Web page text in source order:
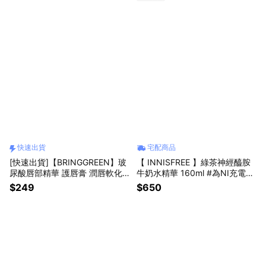
快速出貨
[快速出貨]【BRINGGREEN】玻
尿酸唇部精華 護唇膏 潤唇軟化
皮 唇部保濕 2入組
$249
宅配商品
【 INNISFREE 】綠茶神經醯胺
牛奶水精華 160ml #為NI充電應
援
$650